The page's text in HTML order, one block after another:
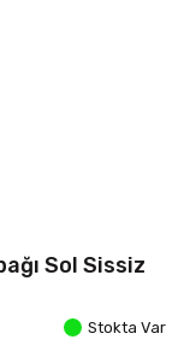
Sol Sissiz
Stokta Var